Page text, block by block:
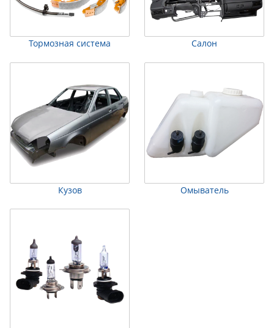
Тормозная система Салон
Кузов Омыватель